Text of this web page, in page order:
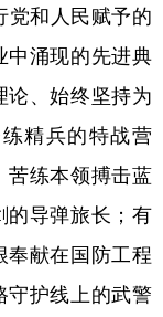
上市公司
江苏
江西
党和人民赋予的
中涌现的先进典
、始终坚持为
精兵的特战营
苦练本领搏击蓝
的导弹旅长；有
奉献在国防工程
守护线上的武警